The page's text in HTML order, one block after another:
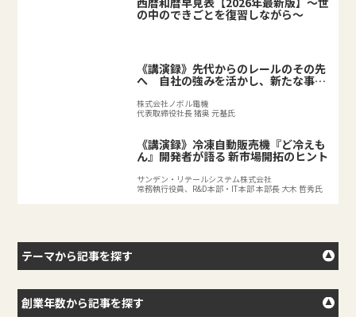
の中のできごとを復習しながら～
《講演録》先代からのレールのその先
へ 自社の強みを活かし、新たな事業
株式会社ノボル電機
代表取締役社長 猪奥 元基氏
《講演録》冷凍自動販売機『ど冷えも
ん』開発者が語る 新市場開拓のヒント
サンデン・リテールシステム株式会社
常務執行役員、R&D本部・IT本部 本部長 大木 哲秀氏
テーマから記事を探す
創業年数から記事を探す